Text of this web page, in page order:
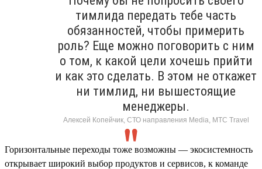
тимлида передать тебе часть
обязанностей, чтобы примерить
роль? Еще можно поговорить с ним
о том, к какой цели хочешь прийти
и как это сделать. В этом не откажет
ни тимлид, ни вышестоящие
менеджеры.
Алексей Копейчик, СТО направления Media, МТС Travel
Горизонтальные переходы тоже возможны — экосистемность
открывает широкий выбор продуктов и сервисов, к команде